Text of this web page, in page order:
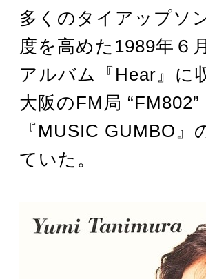
多くのタイアップソ
度を高めた1989年６
アルバム『Hear』に
大阪のFM局
『MUSIC GUMBO
ていた。